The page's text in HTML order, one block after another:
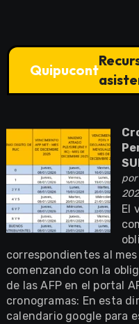
Quipucont
por
El
correspondientes al
comenzando con la
de las AFP en el portal
cronogramas: En esta
calendario google para